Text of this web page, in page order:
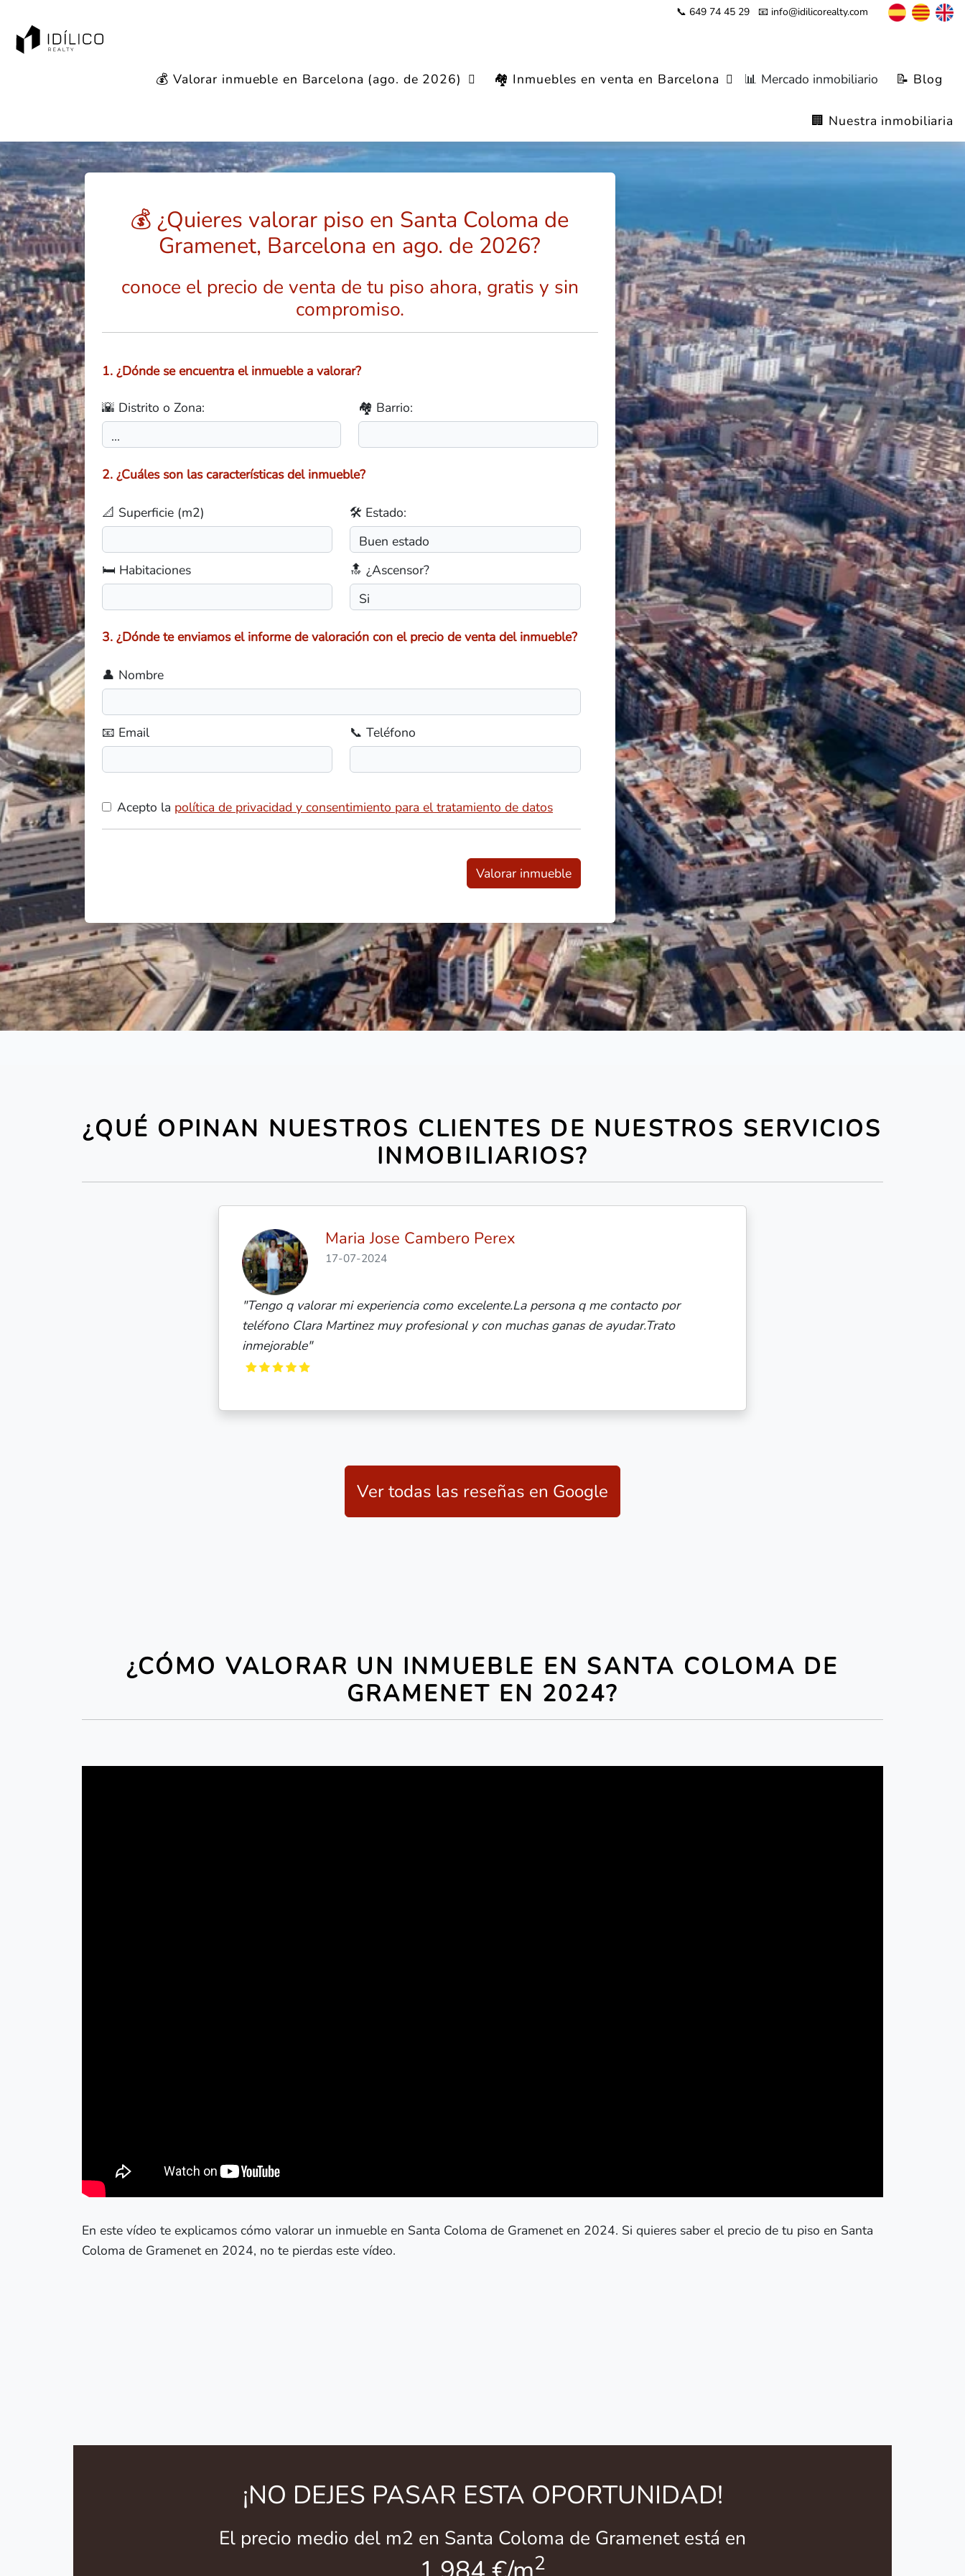
📞 649 74 45 29 📧 info@idilicorealty.com
💰 Valorar inmueble en Barcelona (ago. de 2026) 🏘️ Inmuebles en venta en Barcelona 📊 Mercado inmobiliario 📝 Blog
🏢 Nuestra inmobiliaria
💰 ¿Quieres valorar piso en Santa Coloma de
Gramenet, Barcelona en ago. de 2026?
conoce el precio de venta de tu piso ahora, gratis y sin
compromiso.
1. ¿Dónde se encuentra el inmueble a valorar?
🌇 Distrito o Zona: 🏘️ Barrio:
2. ¿Cuáles son las características del inmueble?
📐 Superficie (m2) 🛠️ Estado:
🛏️ Habitaciones 🔝 ¿Ascensor?
3. ¿Dónde te enviamos el informe de valoración con el precio de venta del inmueble?
👤 Nombre
📧 Email 📞 Teléfono
Acepto la política de privacidad y consentimiento para el tratamiento de datos
Valorar inmueble
¿QUÉ OPINAN NUESTROS CLIENTES DE NUESTROS SERVICIOS
INMOBILIARIOS?
giulia zen
"Yo no suelo compartir reseñas pero el trabajo que ha hecho Idílico Realty conmigo es
de 10! Esther se encargó de mi búsqueda de piso para comprar, en todo momento me
Ver todas las reseñas en Google
¿CÓMO VALORAR UN INMUEBLE EN SANTA COLOMA DE
GRAMENET EN 2024?
En este vídeo te explicamos cómo valorar un inmueble en Santa Coloma de Gramenet en 2024. Si quieres saber el precio de tu piso en Santa
Coloma de Gramenet en 2024, no te pierdas este vídeo.
¡NO DEJES PASAR ESTA OPORTUNIDAD!
El precio medio del m2 en Santa Coloma de Gramenet está en
2